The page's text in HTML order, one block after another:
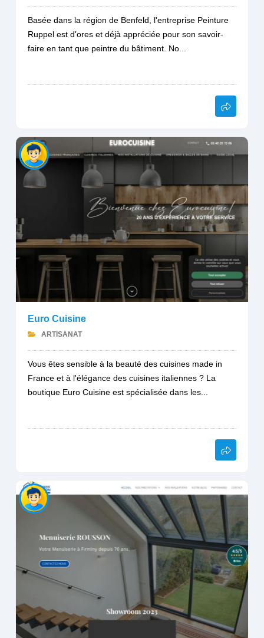
Basée dans la région de Benfeld, l'entreprise Peinture
Ruppel est d'ores et déjà appréciée pour son savoir-
faire en tant que peintre du bâtiment. No...
Euro Cuisine
ARTISANAT
Vous êtes sensible à la beauté des cuisines made in
France et à l'élégance des cuisines italiennes ? La
boutique Euro Cuisine est spécialisée dans les...